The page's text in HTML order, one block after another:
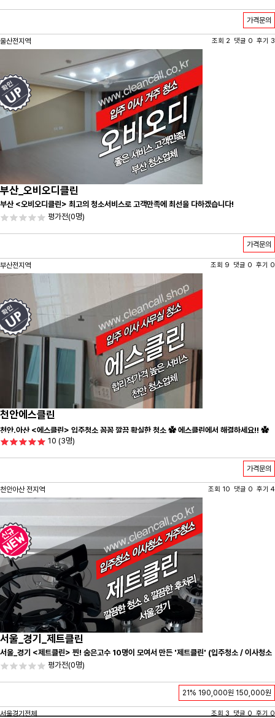
가격문의
울산전지역 조회 2 댓글 0 후기 3
부산_오비오디클린
부산 <오비오디클린> 최고의 청소서비스로 고객만족에 최선을 다하겠습니다!
평가전(0명)
가격문의
부산전지역 조회 9 댓글 0 후기 0
천안에스클린
천안.아산 <에스클린> 입주청소 꼼꼼 깔끔 확실한 청소 ✿ 에스클린에서 해결하세요!! ✿
10 (3명)
가격문의
천안아산 전지역 조회 10 댓글 0 후기 4
서울_경기_제트클린
서울_경기 <제트클린> 찐! 숨은고수 10명이 모여서 만든 '제트클린' (입주청소 / 이사청소
/ 줄눈시공) 항상 꼼꼼하게 친절하게 응대하겠습니다^-^
평가전(0명)
21% 190,000원 150,000원
서울경기전체 조회 3 댓글 0 후기 0